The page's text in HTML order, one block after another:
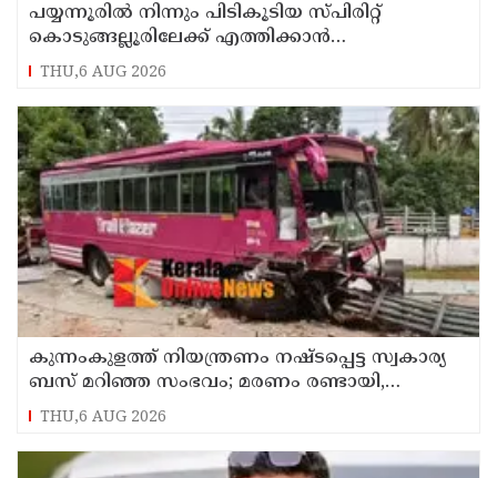
പയ്യന്നൂരിൽ നിന്നും പിടികൂടിയ സ്പിരിറ്റ്
കൊടുങ്ങല്ലൂരിലേക്ക് എത്തിക്കാൻ
പദ്ധതിയിട്ടുവെന്ന് എക്സൈസ് ഡെപ്യൂട്ടി
കമ്മിഷണർ
THU,6 AUG 2026
കുന്നംകുളത്ത് നിയന്ത്രണം നഷ്ടപ്പെട്ട സ്വകാര്യ
ബസ് മറിഞ്ഞ സംഭവം; മരണം രണ്ടായി,
എട്ടുപേർക്ക് പരിക്ക്
THU,6 AUG 2026